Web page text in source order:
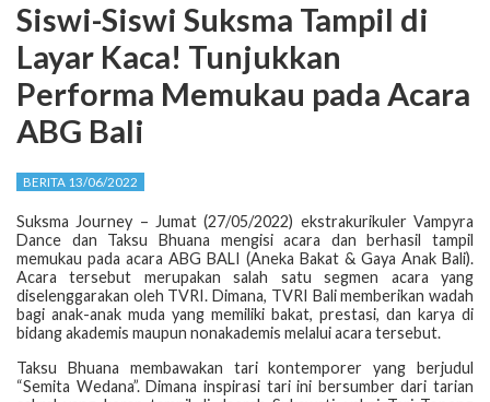
Siswi-Siswi Suksma Tampil di
Layar Kaca! Tunjukkan
Performa Memukau pada Acara
ABG Bali
BERITA 13/06/2022
Suksma Journey – Jumat (27/05/2022) ekstrakurikuler Vampyra
Dance dan Taksu Bhuana mengisi acara dan berhasil tampil
memukau pada acara ABG BALI (Aneka Bakat & Gaya Anak Bali).
Acara tersebut merupakan salah satu segmen acara yang
diselenggarakan oleh TVRI. Dimana, TVRI Bali memberikan wadah
bagi anak-anak muda yang memiliki bakat, prestasi, dan karya di
bidang akademis maupun nonakademis melalui acara tersebut.
Taksu Bhuana membawakan tari kontemporer yang berjudul
“Semita Wedana”. Dimana inspirasi tari ini bersumber dari tarian